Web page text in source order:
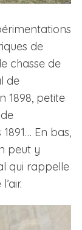
de
chasse de
de
1898, petite
En bas,
peut y
qui rappelle